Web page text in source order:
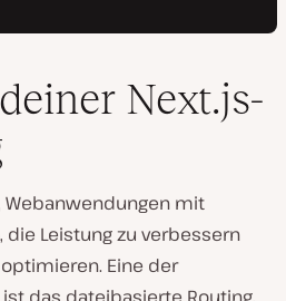
Next.js-
Webanwendungen mit
die Leistung zu verbessern
Eine der